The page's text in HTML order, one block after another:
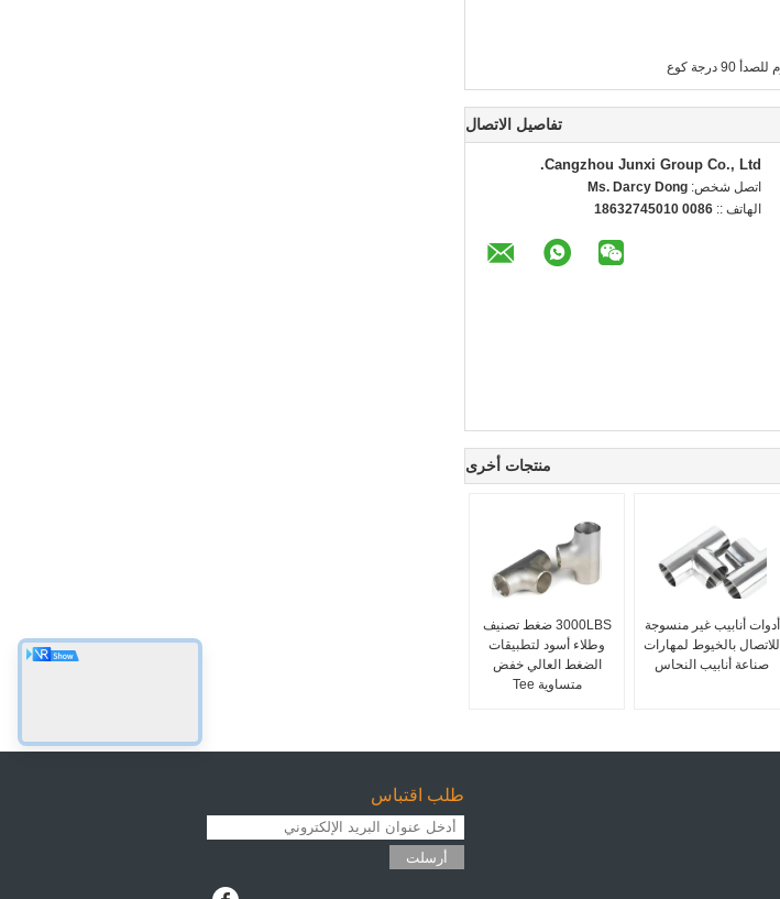
تفاصيل الاتصال
Cangzhou Junxi Group Co., Ltd.
اتصل شخص: Ms. Darcy Dong
الهاتف :: 0086 18632745010
منتجات أخرى
3000LBS ضغط تصنيف
وطلاء أسود لتطبيقات
الضغط العالي خفض
متساوية Tee
أدوات أنابيب غير منسوجة
للاتصال بالخيوط لمهارات
صناعة أنابيب النحاس
طلب اقتباس
أرسلت